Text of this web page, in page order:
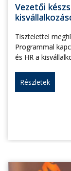
Vezetői
Tisztelettel
Programmal
és HR a
Részletek